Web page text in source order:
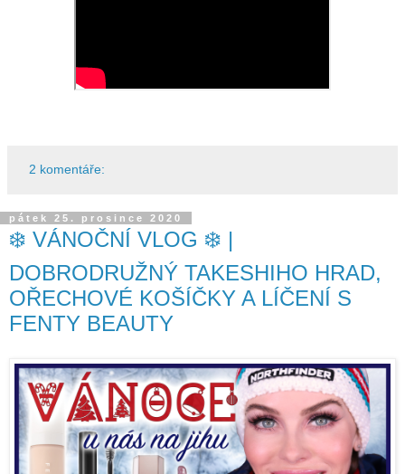
2 komentáře:
pátek 25. prosince 2020
❄️ VÁNOČNÍ VLOG ❄️ |
DOBRODRUŽNÝ TAKESHIHO HRAD,
OŘECHOVÉ KOŠÍČKY A LÍČENÍ S
FENTY BEAUTY